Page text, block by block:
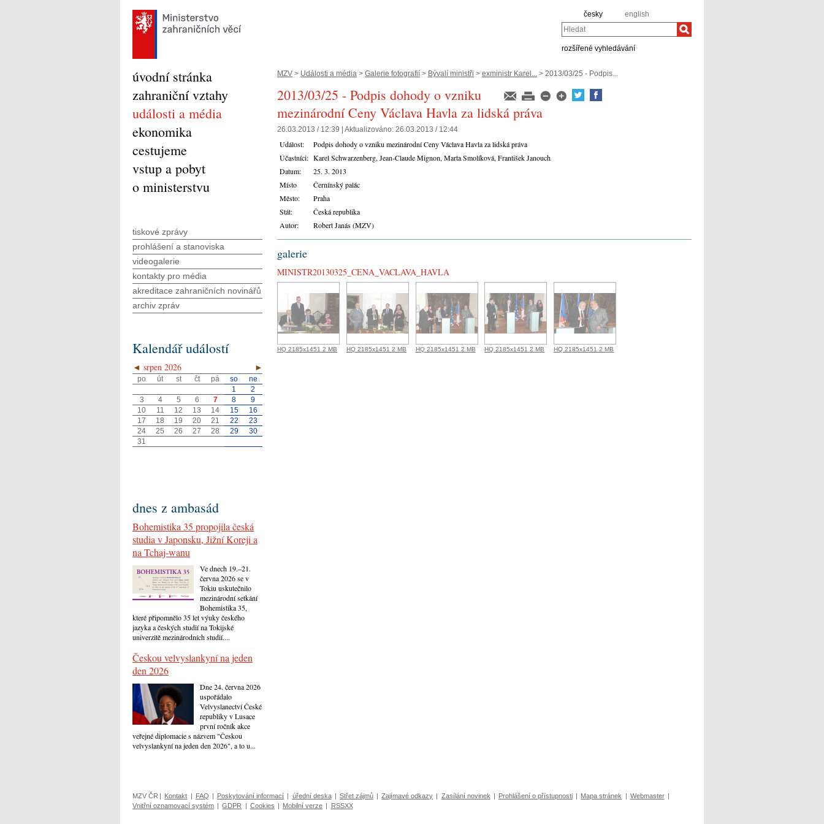
česky english
Hledat
rozšířené vyhledávání
MZV > Události a média > Galerie fotografií > Bývalí ministři > exministr Karel... > 2013/03/25 - Podpis...
2013/03/25 - Podpis dohody o vzniku
mezinárodní Ceny Václava Havla za lidská práva
26.03.2013 / 12:39 | Aktualizováno: 26.03.2013 / 12:44
Událost:
Podpis dohody o vzniku mezinárodní Ceny Václava Havla za lidská práva
Účastníci: Karel Schwarzenberg, Jean-Claude Mignon, Marta Smolíková, František Janouch
Datum:
25. 3. 2013
Místo
Černínský palác
Město:
Praha
Stát:
Česká republika
Autor:
Robert Janás (MZV)
galerie
MINISTR20130325_CENA_VACLAVA_HAVLA
HQ 2185x1451 2 MB HQ 2185x1451 2 MB HQ 2185x1451 2 MB HQ 2185x1451 2 MB HQ 2185x1451 2 MB
úvodní stránka
zahraniční vztahy
události a média
ekonomika
cestujeme
vstup a pobyt
o ministerstvu
tiskové zprávy
prohlášení a stanoviska
videogalerie
kontakty pro média
akreditace zahraničních novinářů
archiv zpráv
Kalendář událostí
◄ ►
srpen 2026
po út st čt pá so
ne
1
2
3
4 5 6 7 8
9
10
11 12 13 14 15
16
17
18 19 20 21 22
23
24
25 26 27 28 29
30
31
dnes z ambasád
Bohemistika 35 propojila česká
studia v Japonsku, Jižní Koreji a
na Tchaj-wanu
Ve dnech 19.–21.
června 2026 se v
Tokiu uskutečnilo
mezinárodní setkání
Bohemistika 35,
které připomnělo 35 let výuky českého
jazyka a českých studií na Tokijské
univerzitě mezinárodních studií....
Českou velvyslankyní na jeden
den 2026
Dne 24. června 2026
uspořádalo
Velvyslanectví České
republiky v Lusace
první ročník akce
veřejné diplomacie s názvem "Českou
velvyslankyní na jeden den 2026", a to u...
MZV ČR | Kontakt | FAQ | Poskytování informací | úřední deska | Střet zájmů | Zajímavé odkazy | Zasílání novinek | Prohlášení o přístupnosti | Mapa stránek | Webmaster |
Vnitřní oznamovací systém | GDPR | Cookies | Mobilní verze | RSSXX